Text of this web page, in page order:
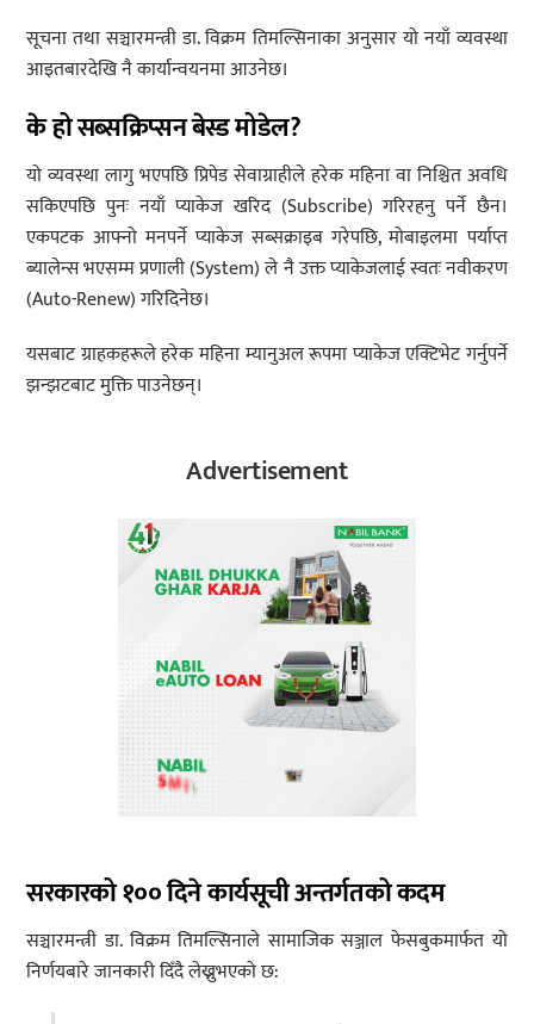
सूचना तथा सञ्चारमन्त्री डा. विक्रम तिमल्सिनाका अनुसार यो नयाँ व्यवस्था
आइतबारदेखि नै कार्यान्वयनमा आउनेछ।
के हो सब्सक्रिप्सन बेस्ड मोडेल?
यो व्यवस्था लागु भएपछि प्रिपेड सेवाग्राहीले हरेक महिना वा निश्चित अवधि
सकिएपछि पुनः नयाँ प्याकेज खरिद (Subscribe) गरिरहनु पर्ने छैन।
एकपटक आफ्नो मनपर्ने प्याकेज सब्सक्राइब गरेपछि, मोबाइलमा पर्याप्त
ब्यालेन्स भएसम्म प्रणाली (System) ले नै उक्त प्याकेजलाई स्वतः नवीकरण
(Auto-Renew) गरिदिनेछ।
यसबाट ग्राहकहरूले हरेक महिना म्यानुअल रूपमा प्याकेज एक्टिभेट गर्नुपर्ने
झन्झटबाट मुक्ति पाउनेछन्।
Advertisement
सरकारको १०० दिने कार्यसूची अन्तर्गतको कदम
सञ्चारमन्त्री डा. विक्रम तिमल्सिनाले सामाजिक सञ्जाल फेसबुकमार्फत यो
निर्णयबारे जानकारी दिँदै लेख्नुभएको छ: